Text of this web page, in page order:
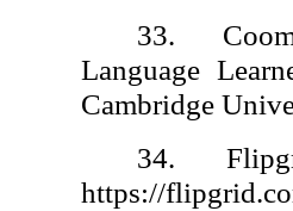
33.
Language
Cambridge
34.
https://